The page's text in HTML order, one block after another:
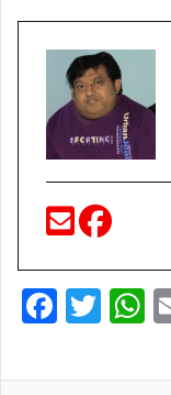
F
c
T
itt